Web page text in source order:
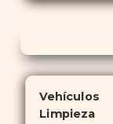
Vehículos
Limpieza